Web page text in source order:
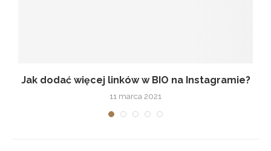
Jak dodać więcej linków w BIO na Instagramie?
11 marca 2021